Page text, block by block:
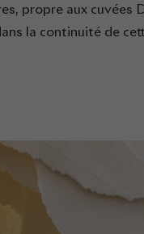
propre aux cuvées
la continuité de